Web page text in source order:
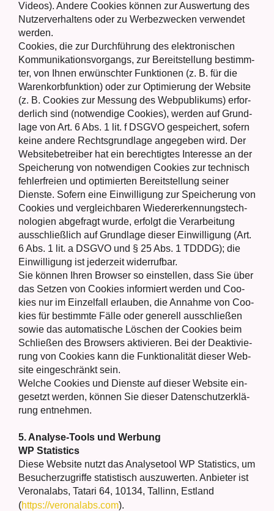
Vide­os). Ande­re Coo­kies kön­nen zur Aus­wer­tung des
Nut­zer­ver­hal­tens oder zu Wer­be­zwe­cken ver­wen­det
wer­den.
Coo­kies, die zur Durch­füh­rung des elek­tro­ni­schen
Kom­mu­ni­ka­ti­ons­vor­gangs, zur Bereit­stel­lung bestimm­
ter, von Ihnen erwünsch­ter Funk­tio­nen (z. B. für die
Waren­korb­funk­ti­on) oder zur Opti­mie­rung der Web­site
(z. B. Coo­kies zur Mes­sung des Web­pu­bli­kums) erfor­
der­lich sind (not­wen­di­ge Coo­kies), wer­den auf Grund­
la­ge von Art. 6 Abs. 1 lit. f DSGVO gespei­chert, sofern
kei­ne ande­re Rechts­grund­la­ge ange­ge­ben wird. Der
Web­site­be­trei­ber hat ein berech­tig­tes Inter­es­se an der
Spei­che­rung von not­wen­di­gen Coo­kies zur tech­nisch
feh­ler­frei­en und opti­mier­ten Bereit­stel­lung sei­ner
Diens­te. Sofern eine Ein­wil­li­gung zur Spei­che­rung von
Coo­kies und ver­gleich­ba­ren Wie­der­erken­nungs­tech­
no­lo­gien abge­fragt wur­de, erfolgt die Ver­ar­bei­tung
aus­schließ­lich auf Grund­la­ge die­ser Ein­wil­li­gung (Art.
6 Abs. 1 lit. a DSGVO und § 25 Abs. 1 TDDDG); die
Ein­wil­li­gung ist jeder­zeit wider­ruf­bar.
Sie kön­nen Ihren Brow­ser so ein­stel­len, dass Sie über
das Set­zen von Coo­kies infor­miert wer­den und Coo­
kies nur im Ein­zel­fall erlau­ben, die Annah­me von Coo­
kies für bestimm­te Fäl­le oder gene­rell aus­schlie­ßen
sowie das auto­ma­ti­sche Löschen der Coo­kies beim
Schlie­ßen des Brow­sers akti­vie­ren. Bei der Deak­ti­vie­
rung von Coo­kies kann die Funk­tio­na­li­tät die­ser Web­
site ein­ge­schränkt sein.
Wel­che Coo­kies und Diens­te auf die­ser Web­site ein­
ge­setzt wer­den, kön­nen Sie die­ser Daten­schutz­er­klä­
rung ent­neh­men.
5. Ana­ly­se-Tools und Wer­bung
WP Sta­tis­tics
Die­se Web­site nutzt das Ana­ly­se­tool WP Sta­tis­tics, um
Besu­cher­zu­grif­fe sta­tis­tisch aus­zu­wer­ten. Anbie­ter ist
Vero­nalabs, Tata­ri 64, 10134, Tal­linn, Est­land
(https://veronalabs.com).